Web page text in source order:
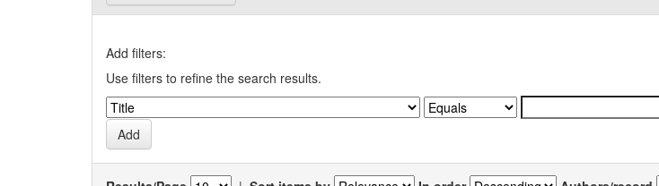
Add filters:
Use filters to refine the search results.